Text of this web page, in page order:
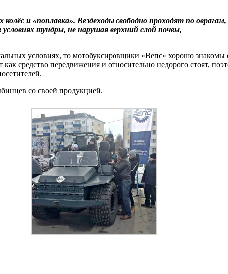
и «поплавка». Вездеходы свободно проходят по
тундры, не нарушая верхний слой почвы,
условиях, то мотобуксировщики «Вепс» хорошо
средство передвижения и относительно недорого стоят,
со своей продукцией.